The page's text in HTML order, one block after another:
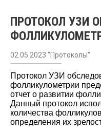
ПРОТОКОЛ УЗИ
02.05.2023 "Протоколы"
Протокол УЗИ
фолликулометрии
отчет о развитии
Данный протокол
количества
определения их